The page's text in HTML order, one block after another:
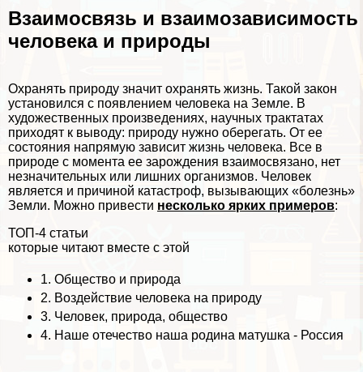
Взаимосвязь и взаимозависимость
человека и природы
Охранять природу значит охранять жизнь. Такой закон
установился с появлением человека на Земле. В
художественных произведениях, научных тpaктатах
приходят к выводу: природу нужно оберегать. От ее
состояния напрямую зависит жизнь человека. Все в
природе с момента ее зарождения взаимосвязано, нет
незначительных или лишних организмов. Человек
является и причиной катастроф, вызывающих «болезнь»
Земли. Можно привести несколько ярких примеров:
ТОП-4 статьи
которые читают вместе с этой
1. Общество и природа
2. Воздействие человека на природу
3. Человек, природа, общество
4. Наше отечество наша родина матушка - Россия